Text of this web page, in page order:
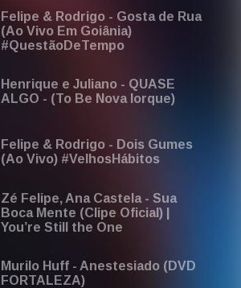
Felipe & Rodrigo - Gosta de Rua
(Ao Vivo Em Goiânia)
#QuestãoDeTempo
Henrique e Juliano - QUASE
ALGO - (To Be Nova Iorque)
Felipe & Rodrigo - Dois Gumes
(Ao Vivo) #VelhosHábitos
Zé Felipe, Ana Castela - Sua
Boca Mente (Clipe Oficial) |
You’re Still the One
Murilo Huff - Anestesiado (DVD
FORTALEZA)